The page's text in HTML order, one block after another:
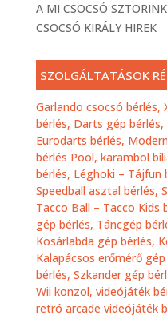
A MI CSOCSÓ SZTORINK
CSOCSÓ KIRÁLY HIREK
SZOLGÁLTATÁSOK
Garlando csocsó bérlés,
bérlés, Darts gép
Eurodarts bérlés,
bérlés Pool, karambol
bérlés, Léghoki – Tájfun
Speedball asztal bérlés,
Tacco Ball – Tacco Kids
gép bérlés, Táncgép
Kosárlabda gép bérlés,
Kalapácsos erőmérő
bérlés, Szkander gép
Wii konzol, videójáték
retró arcade videójáték